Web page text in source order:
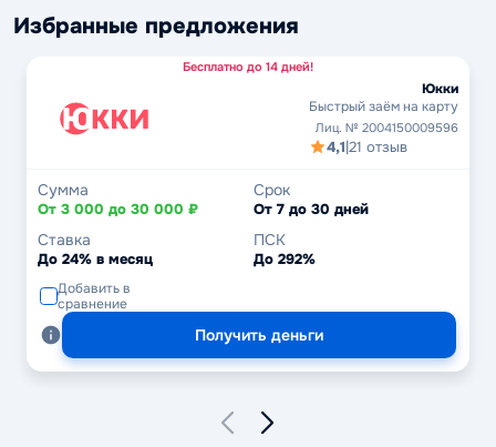
Избранные предложения
Бесплатно до 14 дней!
Юкки
Быстрый заём на карту
Лиц. № 2004150009596
4,1|21 отзыв
Сумма
От 3 000 до 30 000 ₽
Срок
От 7 до 30 дней
Ставка
До 24% в месяц
ПСК
До 292%
Добавить в
сравнение
Получить деньги